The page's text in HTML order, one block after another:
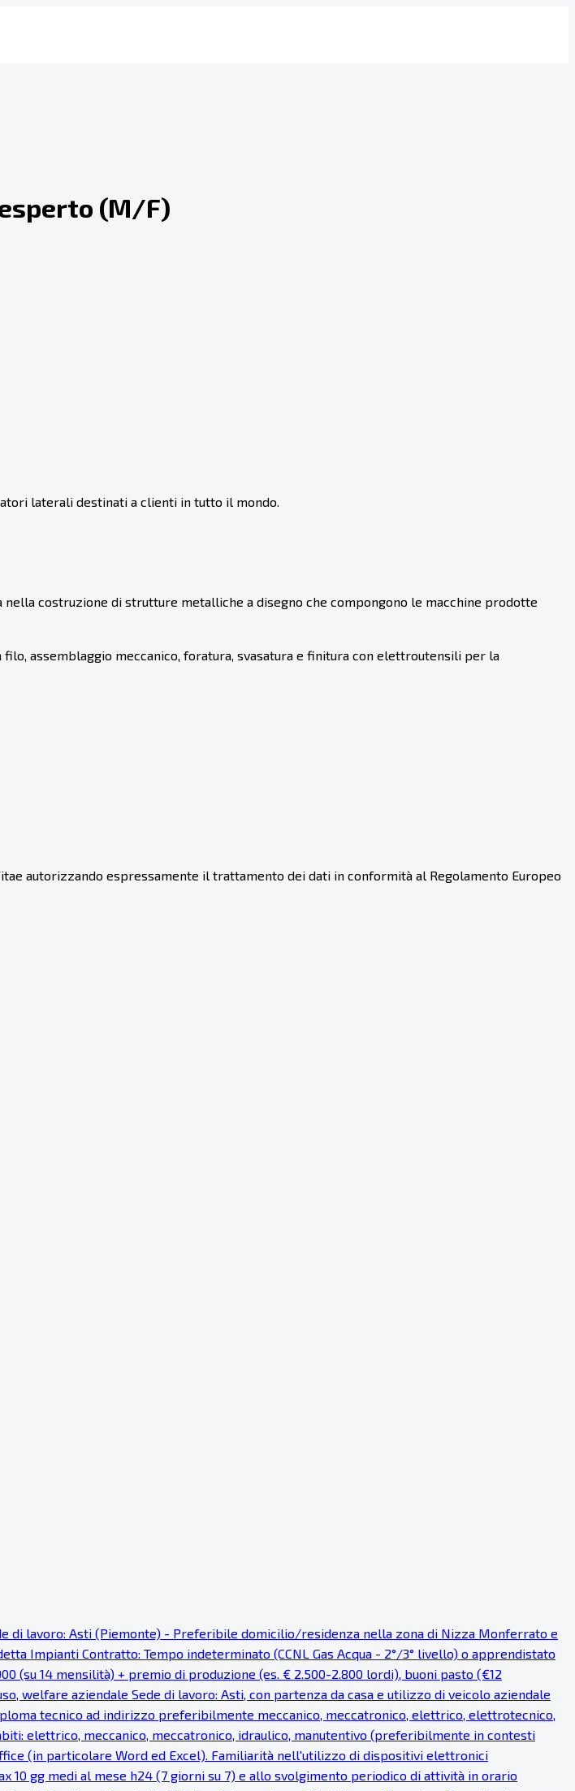
(M/F)
laterali destinati a clienti in tutto il mondo.
costruzione di strutture metalliche a disegno che compongono le macchine prodotte
assemblaggio meccanico, foratura, svasatura e finitura con elettroutensili per la
autorizzando espressamente il trattamento dei dati in conformità al Regolamento Europeo
di lavoro: Asti (Piemonte) - Preferibile domicilio/residenza nella zona di Nizza Monferrato e
Impianti Contratto: Tempo indeterminato (CCNL Gas Acqua - 2°/3° livello) o apprendistato
(su 14 mensilità) + premio di produzione (es. € 2.500-2.800 lordi), buoni pasto (€12
welfare aziendale Sede di lavoro: Asti, con partenza da casa e utilizzo di veicolo aziendale
tecnico ad indirizzo preferibilmente meccanico, meccatronico, elettrico, elettrotecnico,
elettrico, meccanico, meccatronico, idraulico, manutentivo (preferibilmente in contesti
(in particolare Word ed Excel). Familiarità nell'utilizzo di dispositivi elettronici
gg medi al mese h24 (7 giorni su 7) e allo svolgimento periodico di attività in orario